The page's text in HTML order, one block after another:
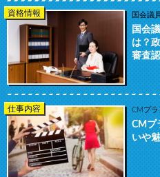
資格情報 国会議
国会
は？
審査
仕事内容 CMプラ
CMプ
いや